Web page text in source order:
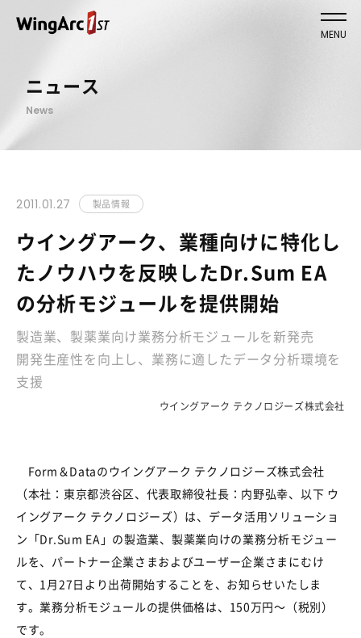
MENU
ニュース
News
2011.01.27 製品情報
ウイングアーク、業種向けに特化し
たノウハウを反映したDr.Sum EA
の分析モジュールを提供開始
製造業、製薬業向け業務分析モジュールを新発売
開発生産性を向上し、業務に適したデータ分析環境を
支援
ウイングアーク テクノロジーズ株式会社
Form＆Dataのウイングアーク テクノロジーズ株式会社
（本社：東京都渋谷区、代表取締役社長：内野弘幸、以下 ウ
イングアーク テクノロジーズ）は、データ活用ソリューショ
ン「Dr.Sum EA」の製造業、製薬業向けの業務分析モジュー
ルを、パートナー企業さまおよびユーザー企業さまにむけ
て、1月27日より出荷開始することを、お知らせいたしま
す。業務分析モジュールの提供価格は、150万円～（税別）
です。